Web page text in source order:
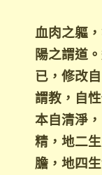
血肉之軀
陽之謂道
已，修改
謂教，自
本自清淨
精，地二
膽，地四